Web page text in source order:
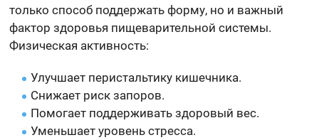
только способ поддержать форму, но и важный
фактор здоровья пищеварительной системы.
Физическая активность:
Улучшает перистальтику кишечника.
Снижает риск запоров.
Помогает поддерживать здоровый вес.
Уменьшает уровень стресса.